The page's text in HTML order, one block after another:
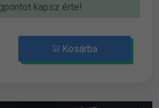
kapsz érte!
Kosárba